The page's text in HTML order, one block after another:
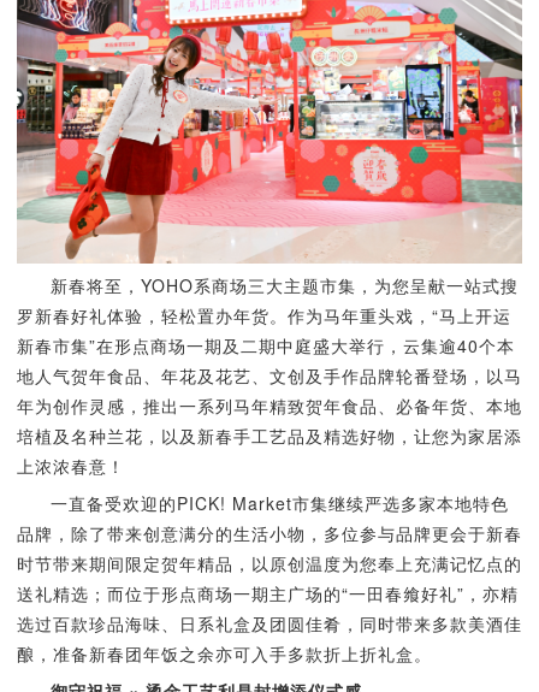
新春将至，YOHO系商场三大主题市集，为您呈献一站式搜
罗新春好礼体验，轻松置办年货。作为马年重头戏，“马上开运
新春市集”在形点商场一期及二期中庭盛大举行，云集逾40个本
地人气贺年食品、年花及花艺、文创及手作品牌轮番登场，以马
年为创作灵感，推出一系列马年精致贺年食品、必备年货、本地
培植及名种兰花，以及新春手工艺品及精选好物，让您为家居添
上浓浓春意！
一直备受欢迎的PICK! Market市集继续严选多家本地特色
品牌，除了带来创意满分的生活小物，多位参与品牌更会于新春
时节带来期间限定贺年精品，以原创温度为您奉上充满记忆点的
送礼精选；而位于形点商场一期主广场的“一田春飨好礼”，亦精
选过百款珍品海味、日系礼盒及团圆佳肴，同时带来多款美酒佳
酿，准备新春团年饭之余亦可入手多款折上折礼盒。